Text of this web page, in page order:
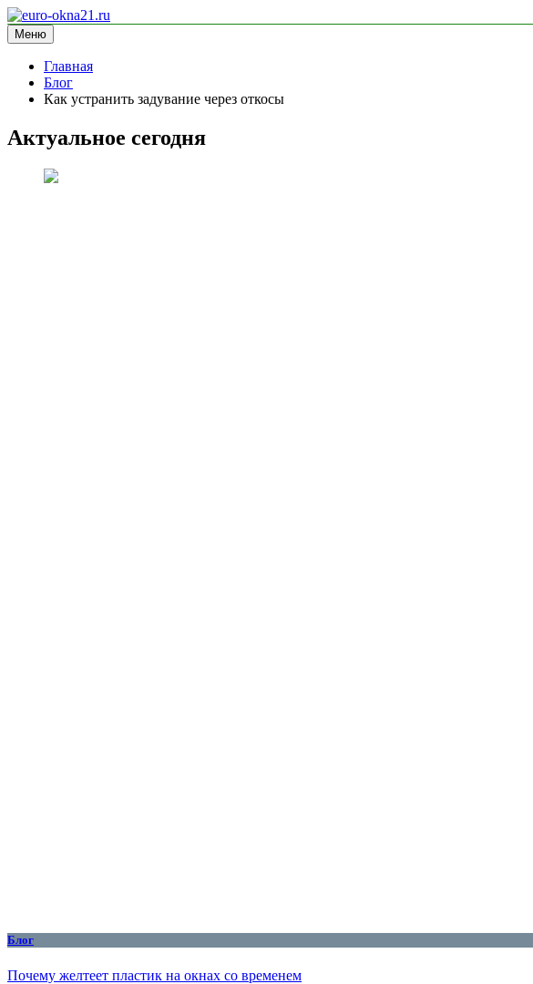
Перейти
к
содержимому
euro-okna21.ru
блог про окна
Меню
Главная
Блог
Как устранить задувание через откосы
Актуальное сегодня
Блог
Почему желтеет пластик на окнах со временем